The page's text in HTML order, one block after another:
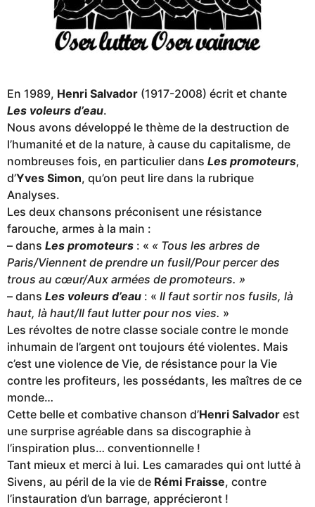
En 1989, Henri Salvador (1917-2008) écrit et chante
Les voleurs d’eau.
Nous avons développé le thème de la destruction de
l’humanité et de la nature, à cause du capitalisme, de
nombreuses fois, en particulier dans Les promoteurs,
d’Yves Simon, qu’on peut lire dans la rubrique
Analyses.
Les deux chansons préconisent une résistance
farouche, armes à la main :
– dans Les promoteurs : « « Tous les arbres de
Paris/Viennent de prendre un fusil/Pour percer des
trous au cœur/Aux armées de promoteurs. »
– dans Les voleurs d’eau : « Il faut sortir nos fusils, là
haut, là haut/Il faut lutter pour nos vies. »
Les révoltes de notre classe sociale contre le monde
inhumain de l’argent ont toujours été violentes. Mais
c’est une violence de Vie, de résistance pour la Vie
contre les profiteurs, les possédants, les maîtres de ce
monde…
Cette belle et combative chanson d’Henri Salvador est
une surprise agréable dans sa discographie à
l’inspiration plus… conventionnelle !
Tant mieux et merci à lui. Les camarades qui ont lutté à
Sivens, au péril de la vie de Rémi Fraisse, contre
l’instauration d’un barrage, apprécieront !